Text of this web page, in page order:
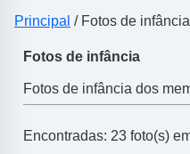
Principal / Fotos de infância
Fotos de infância
Fotos de infância dos
Encontradas: 23 foto(s)